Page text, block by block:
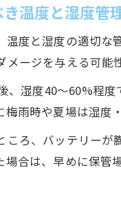
温度と湿度管
温度と湿度の適切
ージを与える可能
、湿度40〜60%程
雨時や夏場は湿度
ころ、バッテリー
合は、早めに保管